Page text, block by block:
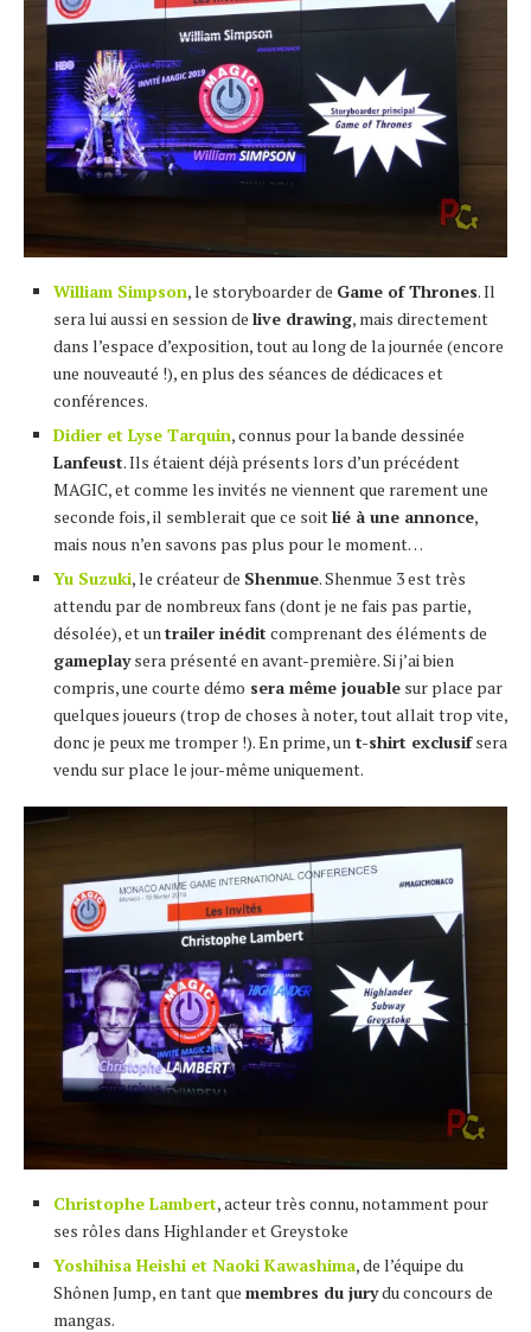
William Simpson, le storyboarder de Game of Thrones. Il
sera lui aussi en session de live drawing, mais directement
dans l’espace d’exposition, tout au long de la journée (encore
une nouveauté !), en plus des séances de dédicaces et
conférences.
Didier et Lyse Tarquin, connus pour la bande dessinée
Lanfeust. Ils étaient déjà présents lors d’un précédent
MAGIC, et comme les invités ne viennent que rarement une
seconde fois, il semblerait que ce soitlié à une annonce,
mais nous n’en savons pas plus pour le moment…
Yu Suzuki, le créateur de Shenmue. Shenmue 3 est très
attendu par de nombreux fans (dont je ne fais pas partie,
désolée), et untrailer inédit comprenant des éléments de
gameplaysera présenté en avant-première. Si j’ai bien
compris, une courte démo sera même jouable sur place par
quelques joueurs (trop de choses à noter, tout allait trop vite,
donc je peux me tromper !). En prime, un t-shirt exclusifsera
vendu sur place le jour-même uniquement.
Christophe Lambert, acteur très connu, notamment pour
ses rôles dans Highlander et Greystoke
Yoshihisa Heishi et Naoki Kawashima, de l’équipe du
Shônen Jump, en tant que membres du jurydu concours de
mangas.